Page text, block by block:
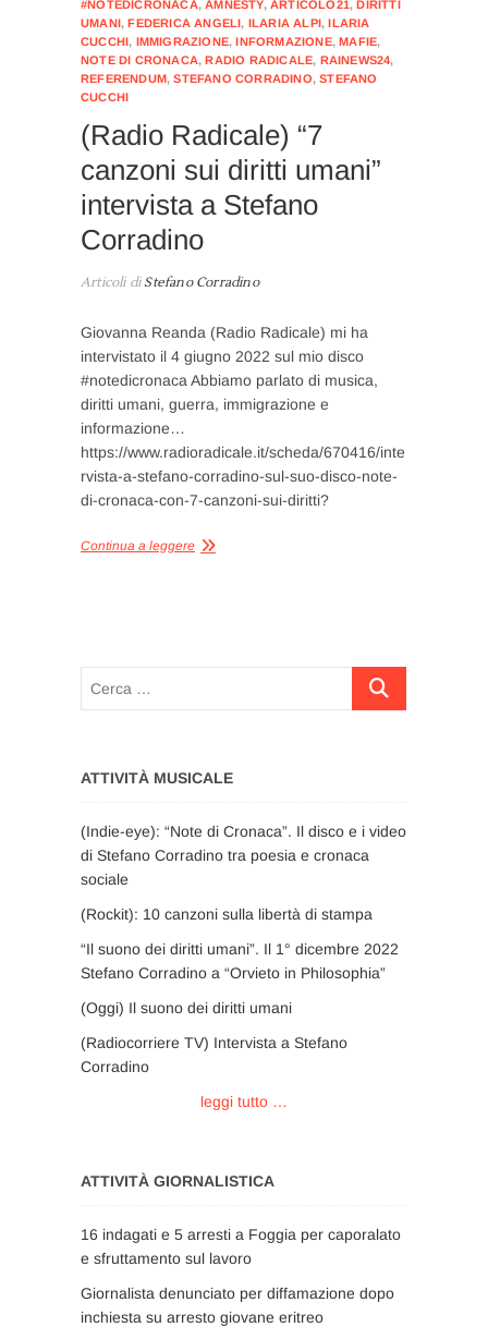
#NOTEDICRONACA,AMNESTY,ARTICOLO21,DIRITTI
UMANI,FEDERICA ANGELI, ILARIA ALPI,ILARIA
CUCCHI, IMMIGRAZIONE,INFORMAZIONE,MAFIE,
NOTE DI CRONACA,RADIO RADICALE, RAINEWS24,
REFERENDUM,STEFANO CORRADINO,STEFANO
CUCCHI
(Radio Radicale) “7
canzoni sui diritti umani”
intervista a Stefano
Corradino
Articoli diStefano Corradino
Giovanna Reanda (Radio Radicale) mi ha
intervistato il 4 giugno 2022 sul mio disco
#notedicronaca Abbiamo parlato di musica,
diritti umani, guerra, immigrazione e
informazione…
https://www.radioradicale.it/scheda/670416/inte
rvista-a-stefano-corradino-sul-suo-disco-note-
di-cronaca-con-7-canzoni-sui-diritti?
Continua a leggere
Cerca
ATTIVITÀ MUSICALE
(Indie-eye): “Note di Cronaca”. Il disco e i video
di Stefano Corradino tra poesia e cronaca
sociale
(Rockit): 10 canzoni sulla libertà di stampa
“Il suono dei diritti umani”. Il 1° dicembre 2022
Stefano Corradino a “Orvieto in Philosophia”
(Oggi) Il suono dei diritti umani
(Radiocorriere TV) Intervista a Stefano
Corradino
leggi tutto …
ATTIVITÀ GIORNALISTICA
16 indagati e 5 arresti a Foggia per caporalato
e sfruttamento sul lavoro
Giornalista denunciato per diffamazione dopo
inchiesta su arresto giovane eritreo